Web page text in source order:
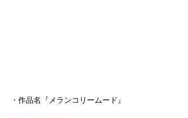
・作品名『メランコリームード』